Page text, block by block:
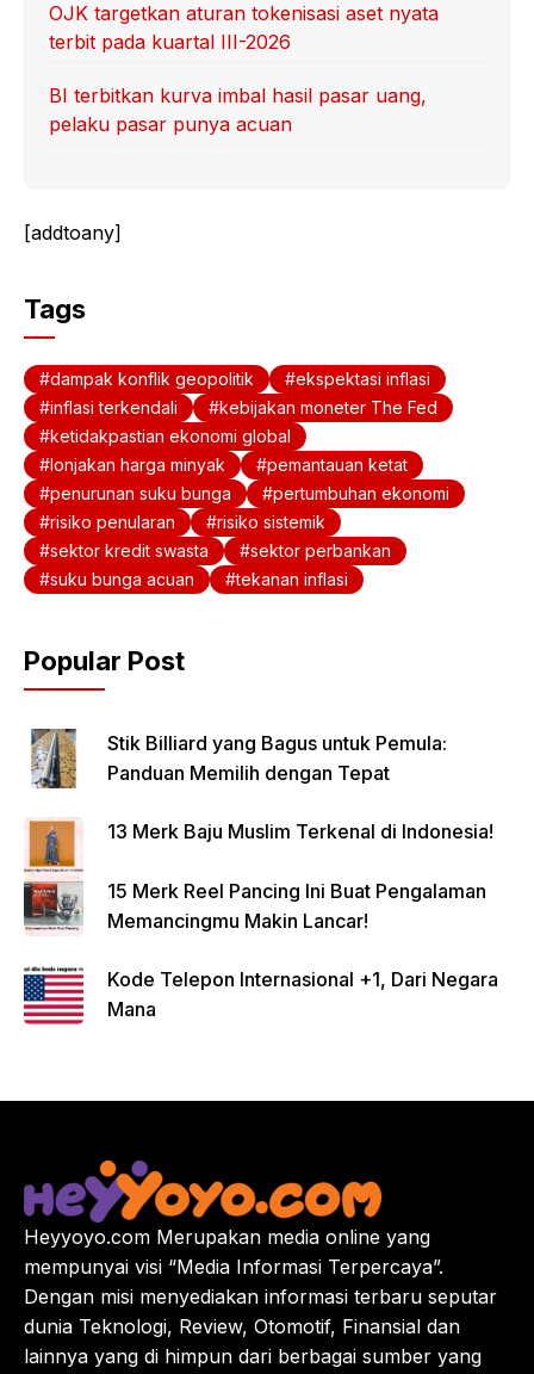
OJK targetkan aturan tokenisasi aset nyata
terbit pada kuartal III-2026
BI terbitkan kurva imbal hasil pasar uang,
pelaku pasar punya acuan
[addtoany]
Tags
dampak konflik geopolitik
ekspektasi inflasi
inflasi terkendali
kebijakan moneter The Fed
ketidakpastian ekonomi global
lonjakan harga minyak
pemantauan ketat
penurunan suku bunga
pertumbuhan ekonomi
risiko penularan
risiko sistemik
sektor kredit swasta
sektor perbankan
suku bunga acuan
tekanan inflasi
Popular Post
Stik Billiard yang Bagus untuk Pemula:
Panduan Memilih dengan Tepat
13 Merk Baju Muslim Terkenal di Indonesia!
15 Merk Reel Pancing Ini Buat Pengalaman
Memancingmu Makin Lancar!
Kode Telepon Internasional +1, Dari Negara
Mana
Heyyoyo.com Merupakan media online yang
mempunyai visi “Media Informasi Terpercaya”.
Dengan misi menyediakan informasi terbaru seputar
dunia Teknologi, Review, Otomotif, Finansial dan
lainnya yang di himpun dari berbagai sumber yang